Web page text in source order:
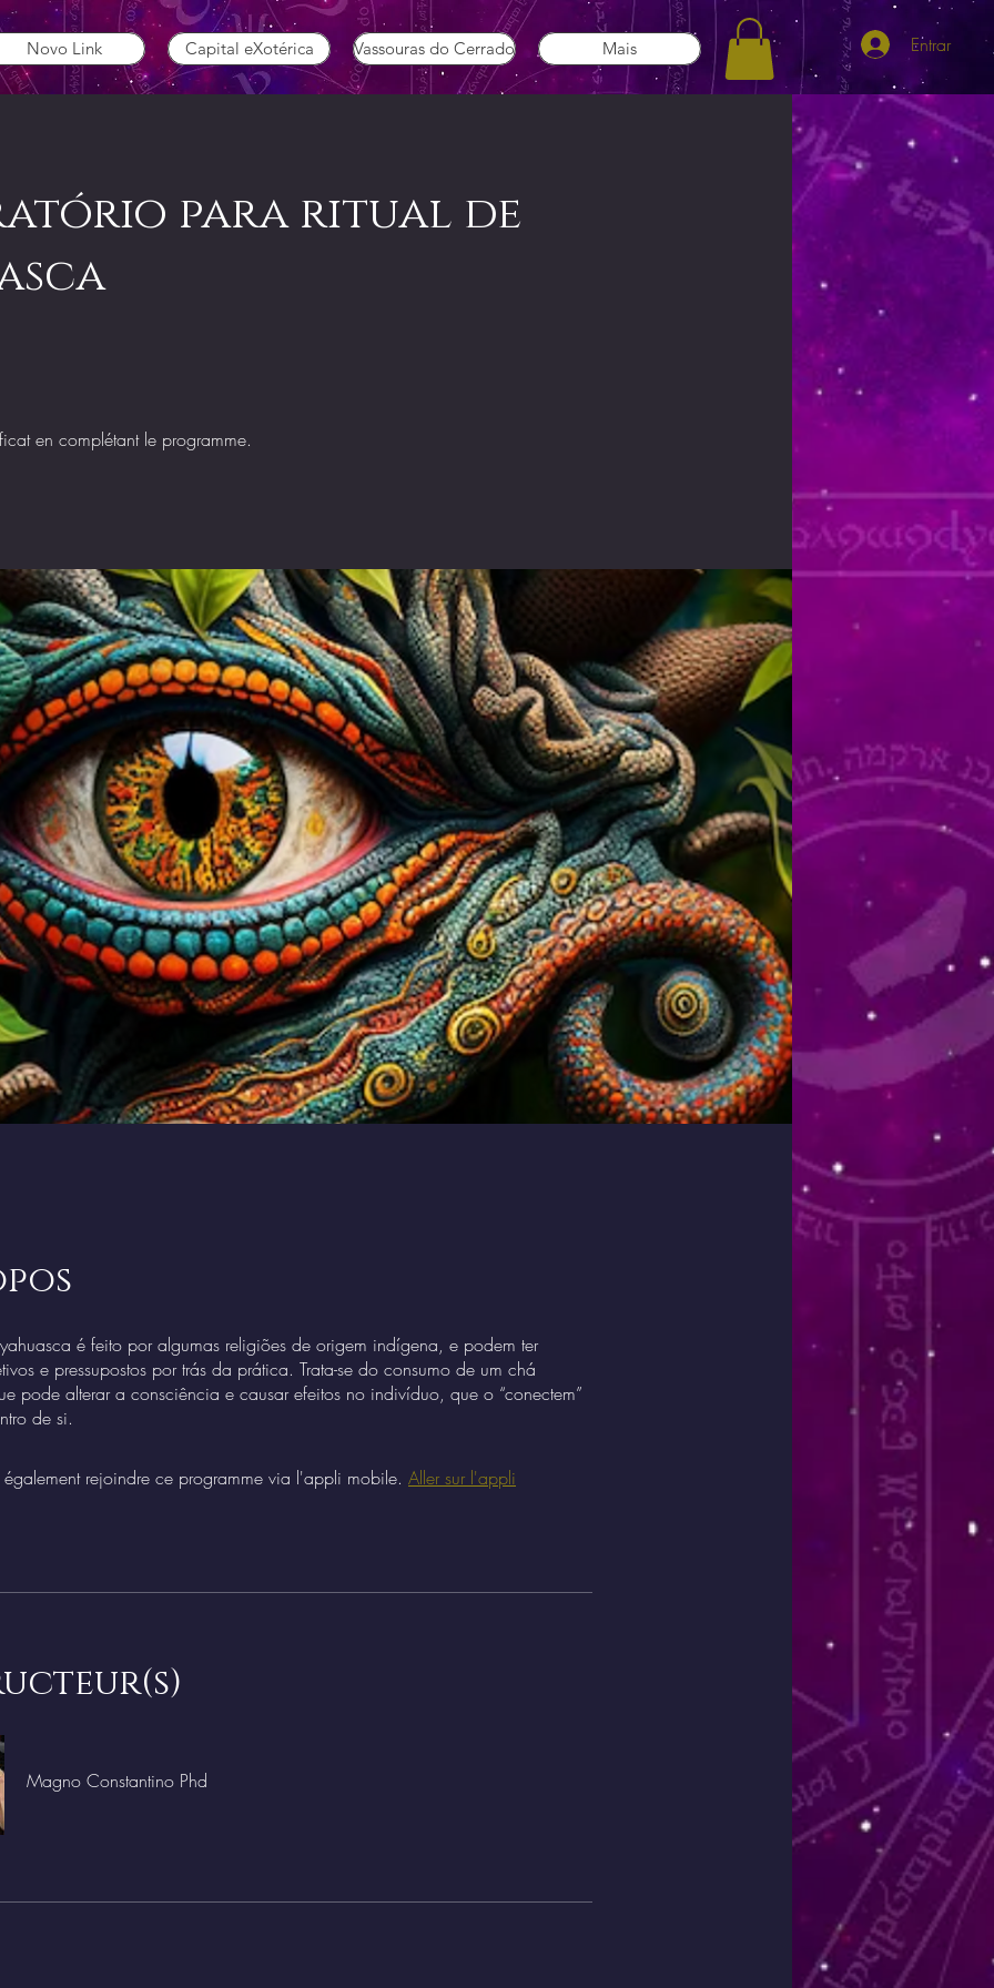
Entrar
Novo Link Capital eXotérica Vassouras do Cerrado Mais
para ritual de
en complétant le programme.
é feito por algumas religiões de origem indígena, e podem ter
e pressupostos por trás da prática. Trata-se do consumo de um chá
pode alterar a consciência e causar efeitos no indivíduo, que o “conectem”
de si.
également rejoindre ce programme via l'appli mobile. Aller sur l'appli
Magno Constantino Phd